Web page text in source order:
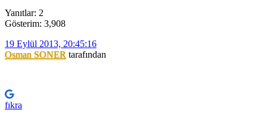
Yanıtlar: 2
Gösterim: 3,908
19 Eylül 2013, 20:45:16
Osman SONER tarafından
fıkra